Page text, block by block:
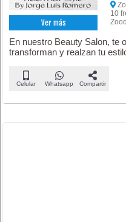
Ver más
10
En nuestro Beauty Salon, te
transforman y realzan tu
Celular Whatsapp Compartir